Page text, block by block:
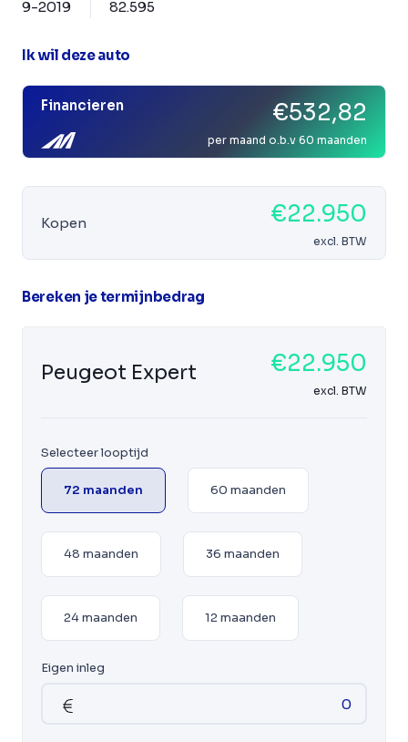
9-2019 82.595
Ik wil deze auto
Financieren €532,82
per maand o.b.v 60 maanden
Kopen €22.950
excl. BTW
Bereken je termijnbedrag
Peugeot Expert €22.950
excl. BTW
Selecteer looptijd
72 maanden 60 maanden
48 maanden 36 maanden
24 maanden 12 maanden
Eigen inleg